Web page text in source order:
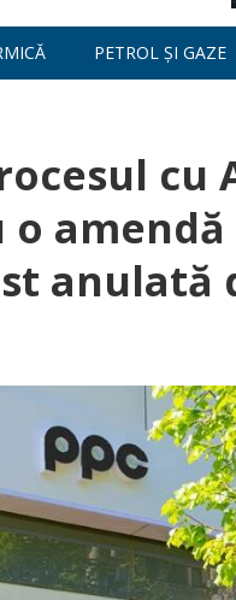
PETROL ȘI GAZE
cu
amendă
anulată